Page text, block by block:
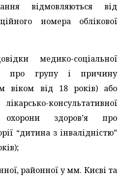
відмовляються від
номера облікової
медико-соціальної
про групу і причину
віком від 18 років) або
консультативної
охорони здоров’я про
“дитина з інвалідністю”
районної у мм. Києві та